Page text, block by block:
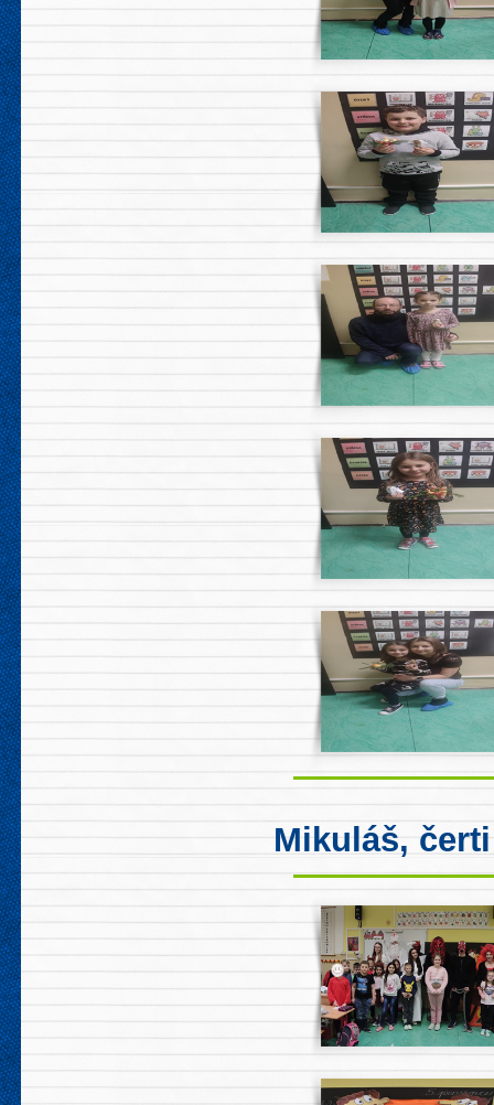
Mikuláš,